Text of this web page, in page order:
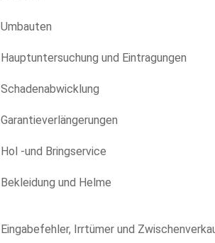
Umbauten
Hauptuntersuchung und Eintragungen
Schadenabwicklung
Garantieverlängerungen
Hol -und Bringservice
Bekleidung und Helme
Eingabefehler, Irrtümer und